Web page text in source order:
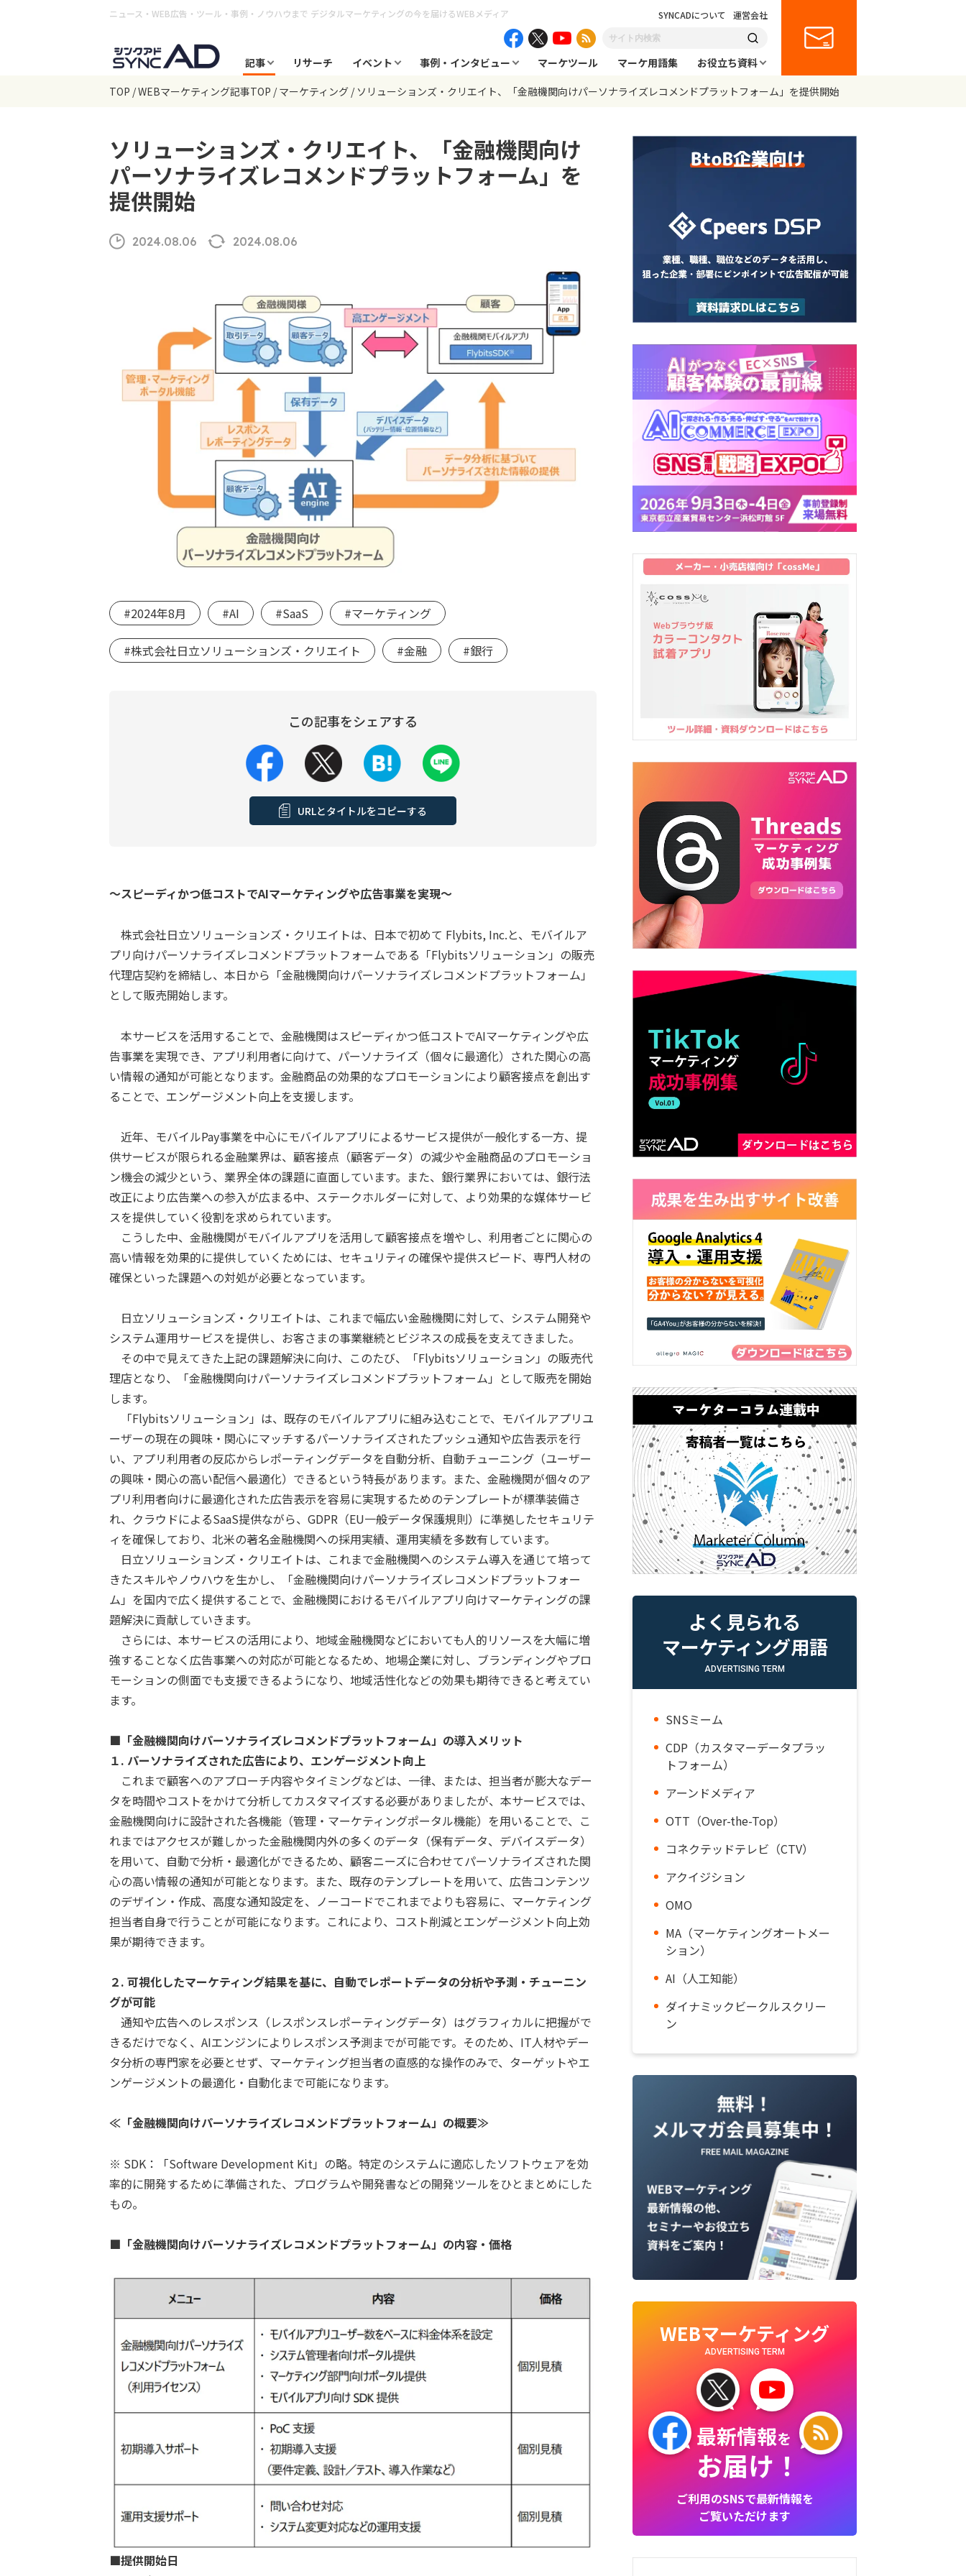
ニュース・WEB広告・ツール・事例・ノウハウまで デジタルマーケティングの今を届けるWEBメディア SYNCADについて 運営会社
記事 リサーチ イベント 事例・インタビュー マーケツール マーケ用語集
お役立ち資料
TOP WEBマーケティング記事TOP マーケティング ソリューションズ・クリエイト、「金融機関向けパーソナライズレコメンドプラットフォーム」を提供開始
ソリューションズ・クリエイト、「金融機関向け
パーソナライズレコメンドプラットフォーム」を
提供開始
2024.08.06 2024.08.06
#2024年8月 #AI #SaaS #マーケティング
#株式会社日立ソリューションズ・クリエイト #金融 #銀行
この記事をシェアする
URLとタイトルをコピーする
～スピーディかつ低コストでAIマーケティングや広告事業を実現～
株式会社日立ソリューションズ・クリエイトは、日本で初めて Flybits, Inc.と、モバイルア
プリ向けパーソナライズレコメンドプラットフォームである「Flybitsソリューション」の販売
代理店契約を締結し、本日から「金融機関向けパーソナライズレコメンドプラットフォーム」
として販売開始します。
本サービスを活用することで、金融機関はスピーディかつ低コストでAIマーケティングや広
告事業を実現でき、アプリ利用者に向けて、パーソナライズ（個々に最適化）された関心の高
い情報の通知が可能となります。金融商品の効果的なプロモーションにより顧客接点を創出す
ることで、エンゲージメント向上を支援します。
近年、モバイルPay事業を中心にモバイルアプリによるサービス提供が一般化する一方、提
供サービスが限られる金融業界は、顧客接点（顧客データ）の減少や金融商品のプロモーショ
ン機会の減少という、業界全体の課題に直面しています。また、銀行業界においては、銀行法
改正により広告業への参入が広まる中、ステークホルダーに対して、より効果的な媒体サービ
スを提供していく役割を求められています。
こうした中、金融機関がモバイルアプリを活用して顧客接点を増やし、利用者ごとに関心の
高い情報を効果的に提供していくためには、セキュリティの確保や提供スピード、専門人材の
確保といった課題への対処が必要となっています。
日立ソリューションズ・クリエイトは、これまで幅広い金融機関に対して、システム開発や
システム運用サービスを提供し、お客さまの事業継続とビジネスの成長を支えてきました。
その中で見えてきた上記の課題解決に向け、このたび、「Flybitsソリューション」の販売代
理店となり、「金融機関向けパーソナライズレコメンドプラットフォーム」として販売を開始
します。
「Flybitsソリューション」は、既存のモバイルアプリに組み込むことで、モバイルアプリユ
ーザーの現在の興味・関心にマッチするパーソナライズされたプッシュ通知や広告表示を行
い、アプリ利用者の反応からレポーティングデータを自動分析、自動チューニング（ユーザー
の興味・関心の高い配信へ最適化）できるという特長があります。また、金融機関が個々のア
プリ利用者向けに最適化された広告表示を容易に実現するためのテンプレートが標準装備さ
れ、クラウドによるSaaS提供ながら、GDPR（EU一般データ保護規則）に準拠したセキュリテ
ィを確保しており、北米の著名金融機関への採用実績、運用実績を多数有しています。
日立ソリューションズ・クリエイトは、これまで金融機関へのシステム導入を通じて培って
きたスキルやノウハウを生かし、「金融機関向けパーソナライズレコメンドプラットフォー
ム」を国内で広く提供することで、金融機関におけるモバイルアプリ向けマーケティングの課
題解決に貢献していきます。
さらには、本サービスの活用により、地域金融機関などにおいても人的リソースを大幅に増
強することなく広告事業への対応が可能となるため、地場企業に対し、ブランディングやプロ
モーションの側面でも支援できるようになり、地域活性化などの効果も期待できると考えてい
ます。
■「金融機関向けパーソナライズレコメンドプラットフォーム」の導入メリット
１. パーソナライズされた広告により、エンゲージメント向上
これまで顧客へのアプローチ内容やタイミングなどは、一律、または、担当者が膨大なデー
タを時間やコストをかけて分析してカスタマイズする必要がありましたが、本サービスでは、
金融機関向けに設計された各機能（管理・マーケティングポータル機能）を用いることで、こ
れまではアクセスが難しかった金融機関内外の多くのデータ（保有データ、デバイスデータ）
を用いて、自動で分析・最適化ができるため、顧客ニーズに合わせてパーソナライズされた関
心の高い情報の通知が可能となります。また、既存のテンプレートを用いて、広告コンテンツ
のデザイン・作成、高度な通知設定を、ノーコードでこれまでよりも容易に、マーケティング
担当者自身で行うことが可能になります。これにより、コスト削減とエンゲージメント向上効
果が期待できます。
２. 可視化したマーケティング結果を基に、自動でレポートデータの分析や予測・チューニン
グが可能
通知や広告へのレスポンス（レスポンスレポーティングデータ）はグラフィカルに把握がで
きるだけでなく、AIエンジンによりレスポンス予測までが可能です。そのため、IT人材やデー
タ分析の専門家を必要とせず、マーケティング担当者の直感的な操作のみで、ターゲットやエ
ンゲージメントの最適化・自動化まで可能になります。
≪「金融機関向けパーソナライズレコメンドプラットフォーム」の概要≫
※ SDK：「Software Development Kit」の略。特定のシステムに適応したソフトウェアを効
率的に開発するために準備された、プログラムや開発書などの開発ツールをひとまとめにした
もの。
■「金融機関向けパーソナライズレコメンドプラットフォーム」の内容・価格
■提供開始日
よく見られる
マーケティング用語
ADVERTISING TERM
SNSミーム
CDP（カスタマーデータプラッ
トフォーム）
アーンドメディア
OTT（Over-the-Top）
コネクテッドテレビ（CTV）
アクイジション
OMO
MA（マーケティングオートメー
ション）
AI（人工知能）
ダイナミックビークルスクリー
ン
WEBマーケティング
ADVERTISING TERM
最新情報を
お届け！
ご利用のSNSで最新情報を
ご覧いただけます